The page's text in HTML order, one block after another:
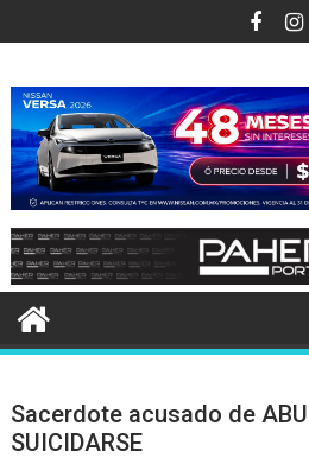
al
Sacerdote acusado de
SUICIDARSE